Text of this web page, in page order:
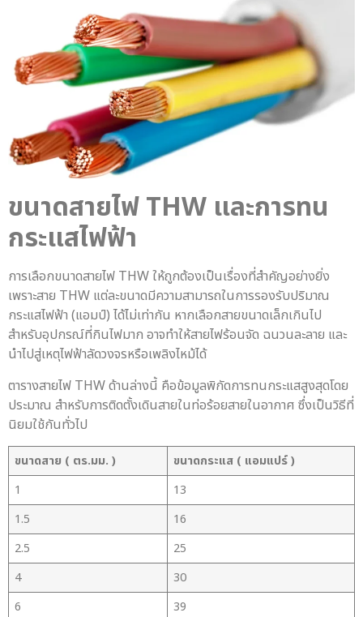
ขนาดสายไฟ THW และการทน
กระแสไฟฟ้า
การเลือกขนาดสายไฟ THW ให้ถูกต้องเป็นเรื่องที่สำคัญอย่างยิ่ง
เพราะสาย THW แต่ละขนาดมีความสามารถในการรองรับปริมาณ
กระแสไฟฟ้า (แอมป์) ได้ไม่เท่ากัน หากเลือกสายขนาดเล็กเกินไป
สำหรับอุปกรณ์ที่กินไฟมาก อาจทำให้สายไฟร้อนจัด ฉนวนละลาย และ
นำไปสู่เหตุไฟฟ้าลัดวงจรหรือเพลิงไหม้ได้
ตารางสายไฟ THW ด้านล่างนี้ คือข้อมูลพิกัดการทนกระแสสูงสุดโดย
ประมาณ สำหรับการติดตั้งเดินสายในท่อร้อยสายในอากาศ ซึ่งเป็นวิธีที่
นิยมใช้กันทั่วไป
ขนาดสาย ( ตร.มม. )
ขนาดกระแส ( แอมแปร์ )
1
13
1.5
16
2.5
25
4
30
6
39